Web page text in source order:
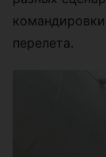
перелета.